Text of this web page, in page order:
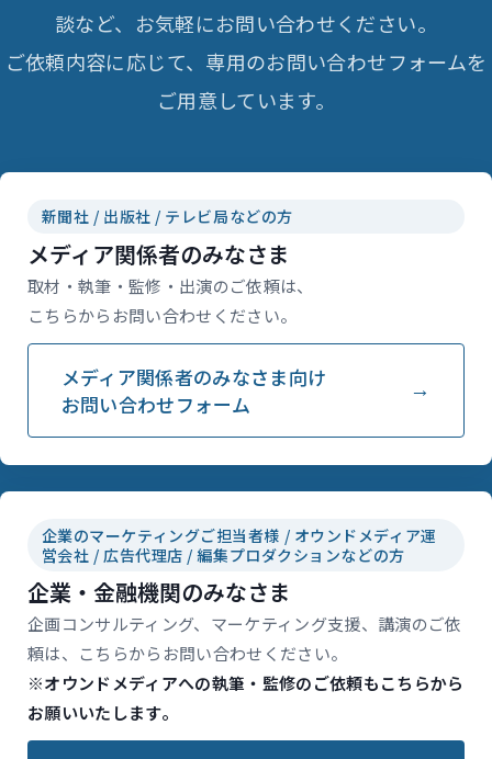
談など、お気軽にお問い合わせください。
ご依頼内容に応じて、専用のお問い合わせフォームを
ご用意しています。
新聞社 / 出版社 / テレビ局などの方
メディア関係者のみなさま
取材・執筆・監修・出演のご依頼は、
こちらからお問い合わせください。
メディア関係者のみなさま向け
お問い合わせフォーム
企業のマーケティングご担当者様 / オウンドメディア運
営会社 / 広告代理店 / 編集プロダクションなどの方
企業・金融機関のみなさま
企画コンサルティング、マーケティング支援、講演のご依
頼は、こちらからお問い合わせください。
※オウンドメディアへの執筆・監修のご依頼もこちらから
お願いいたします。